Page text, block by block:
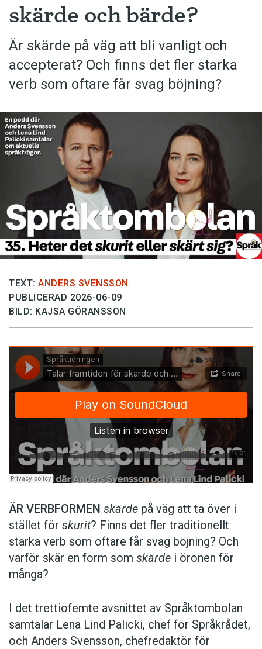
skärde och bärde?
Är skärde på väg att bli vanligt och
accepterat? Och finns det fler starka
verb som oftare får svag böjning?
TEXT: ANDERS SVENSSON
PUBLICERAD 2026-06-09
BILD: KAJSA GÖRANSSON
ÄR VERBFORMEN skärde på väg att ta över i
stället för skurit? Finns det fler traditionellt
starka verb som oftare får svag böjning? Och
varför skär en form som skärde i öronen för
många?
I det trettiofemte avsnittet av Språktombolan
samtalar Lena Lind Palicki, chef för Språkrådet,
och Anders Svensson, chefredaktör för